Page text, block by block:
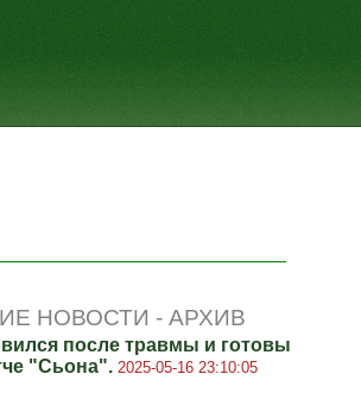
НОВОСТИ - АРХИВ
после травмы и готовы
"Сьона". 2025-05-16 23:10:05